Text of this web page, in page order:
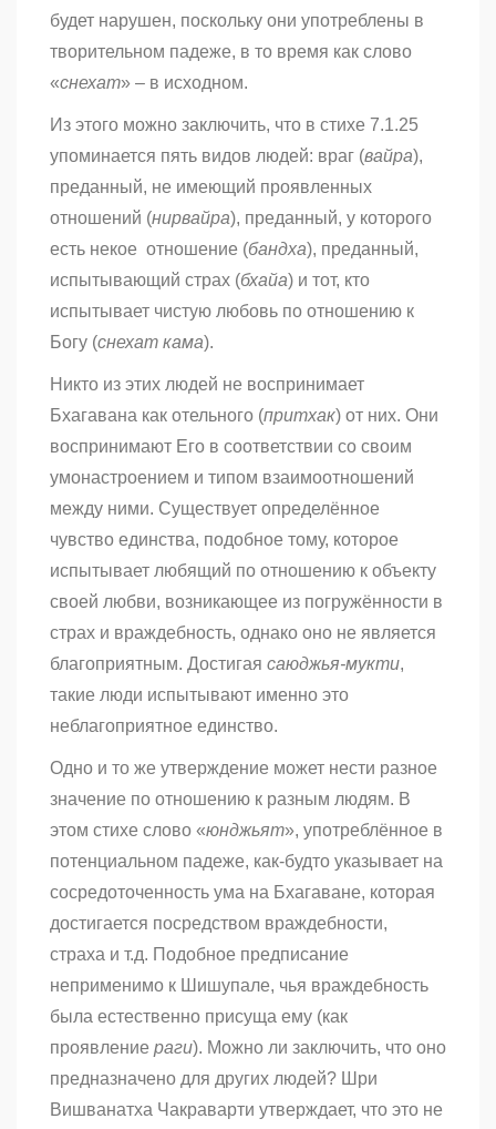
будет нарушен, поскольку они употреблены в
творительном падеже, в то время как слово
«снехат» – в исходном.
Из этого можно заключить, что в стихе 7.1.25
упоминается пять видов людей: враг (вайра),
преданный, не имеющий проявленных
отношений (нирвайра), преданный, у которого
есть некое отношение (бандха), преданный,
испытывающий страх (бхайа) и тот, кто
испытывает чистую любовь по отношению к
Богу (снехат кама).
Никто из этих людей не воспринимает
Бхагавана как отельного (притхак) от них. Они
воспринимают Его в соответствии со своим
умонастроением и типом взаимоотношений
между ними. Существует определённое
чувство единства, подобное тому, которое
испытывает любящий по отношению к объекту
своей любви, возникающее из погружённости в
страх и враждебность, однако оно не является
благоприятным. Достигая саюджья-мукти,
такие люди испытывают именно это
неблагоприятное единство.
Одно и то же утверждение может нести разное
значение по отношению к разным людям. В
этом стихе слово «юнджьят», употреблённое в
потенциальном падеже, как-будто указывает на
сосредоточенность ума на Бхагаване, которая
достигается посредством враждебности,
страха и т.д. Подобное предписание
неприменимо к Шишупале, чья враждебность
была естественно присуща ему (как
проявление раги). Можно ли заключить, что оно
предназначено для других людей? Шри
Вишванатха Чакраварти утверждает, что это не